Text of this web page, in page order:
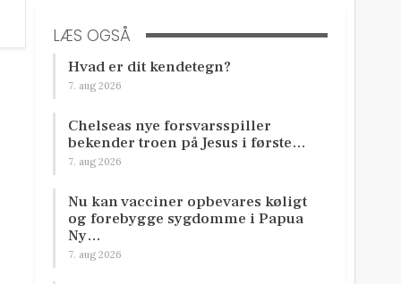
LÆS OGSÅ
Hvad er dit kendetegn?
7. aug 2026
Chelseas nye forsvarsspiller
bekender troen på Jesus i første…
7. aug 2026
Nu kan vacciner opbevares køligt
og forebygge sygdomme i Papua
Ny…
7. aug 2026